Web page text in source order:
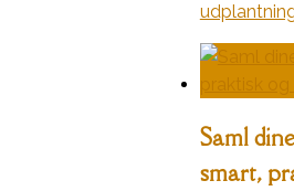
Saml
smart,